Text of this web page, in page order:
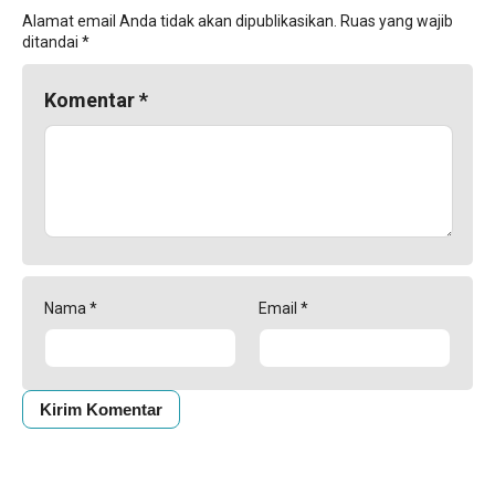
Alamat email Anda tidak akan dipublikasikan. Ruas yang wajib
ditandai *
Komentar*
Nama * Email *